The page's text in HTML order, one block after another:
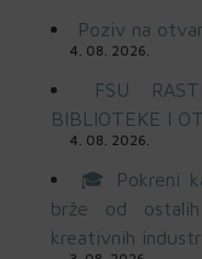
Poziv na
4. 08. 2026.
FSU
BIBLIOTEKE I
4. 08. 2026.
🎓 Pokreni
brže od
kreativnih